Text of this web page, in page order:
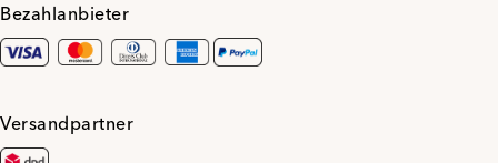
Bezahlanbieter
Versandpartner